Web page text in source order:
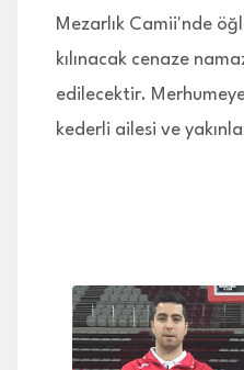
Mezarlık Camii'nde
kılınacak cenaze
edilecektir.
kederli ailesi ve